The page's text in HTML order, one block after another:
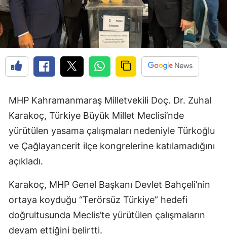
MHP Kahramanmaraş Milletvekili Doç. Dr. Zuhal
Karakoç, Türkiye Büyük Millet Meclisi’nde
yürütülen yasama çalışmaları nedeniyle Türkoğlu
ve Çağlayancerit ilçe kongrelerine katılamadığını
açıkladı.
Karakoç, MHP Genel Başkanı Devlet Bahçeli’nin
ortaya koyduğu “Terörsüz Türkiye” hedefi
doğrultusunda Meclis’te yürütülen çalışmaların
devam ettiğini belirtti.